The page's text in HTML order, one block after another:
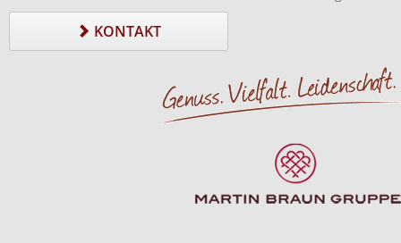
KONTAKT